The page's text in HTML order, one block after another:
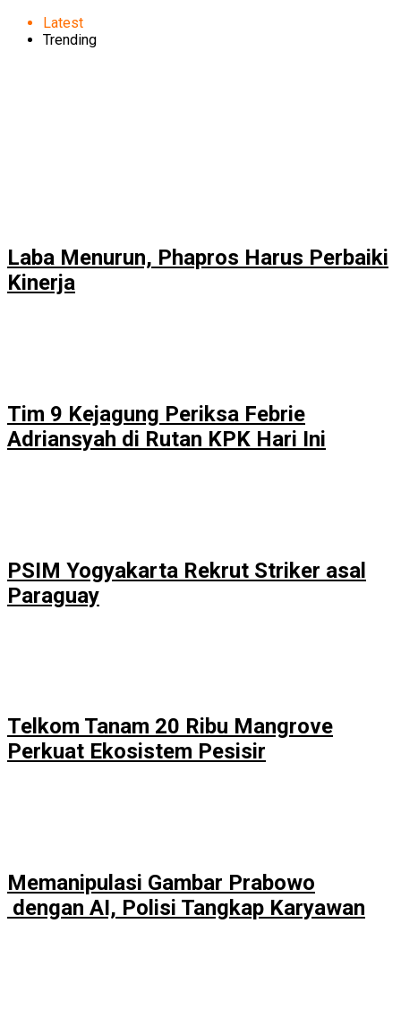
Latest
Trending
Laba Menurun, Phapros Harus Perbaiki
Kinerja
Tim 9 Kejagung Periksa Febrie
Adriansyah di Rutan KPK Hari Ini
PSIM Yogyakarta Rekrut Striker asal
Paraguay
Telkom Tanam 20 Ribu Mangrove
Perkuat Ekosistem Pesisir
Memanipulasi Gambar Prabowo
dengan AI, Polisi Tangkap Karyawan